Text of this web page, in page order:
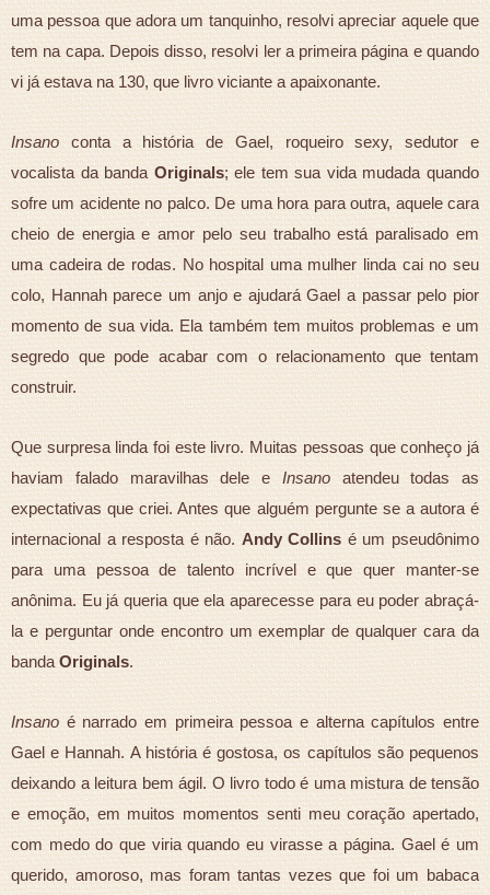
uma pessoa que adora um tanquinho, resolvi apreciar aquele que
tem na capa. Depois disso, resolvi ler a primeira página e quando
vi já estava na 130, que livro viciante a apaixonante.
Insano conta a história de Gael, roqueiro sexy, sedutor e
vocalista da bandaOriginals; ele tem sua vida mudada quando
sofre um acidente no palco. De uma hora para outra, aquele cara
cheio de energia e amor pelo seu trabalho está paralisado em
uma cadeira de rodas. No hospital uma mulher linda cai no seu
colo, Hannah parece um anjo e ajudará Gael a passar pelo pior
momento de sua vida. Ela também tem muitos problemas e um
segredo que pode acabar com o relacionamento que tentam
construir.
Que surpresa linda foi este livro. Muitas pessoas que conheço já
haviam falado maravilhas dele e Insanoatendeu todas as
expectativas que criei. Antes que alguém pergunte se a autora é
internacional a resposta é não.Andy Collins é um pseudônimo
para uma pessoa de talento incrível e que quer manter-se
anônima. Eu já queria que ela aparecesse para eu poder abraçá-
la e perguntar onde encontro um exemplar de qualquer cara da
bandaOriginals.
Insano é narrado em primeira pessoa e alterna capítulos entre
Gael e Hannah. A história é gostosa, os capítulos são pequenos
deixando a leitura bem ágil. O livro todo é uma mistura de tensão
e emoção, em muitos momentos senti meu coração apertado,
com medo do que viria quando eu virasse a página. Gaelé um
querido, amoroso, mas foram tantas vezes que foi um babaca